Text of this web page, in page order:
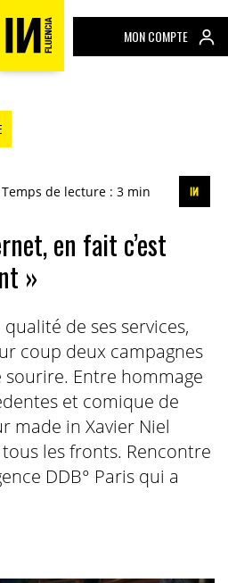
MON COMPTE
Temps de lecture : 3 min
en fait c’est
»
de ses services,
coup deux campagnes
Entre hommage
et comique de
made in Xavier Niel
les fronts. Rencontre
DDB° Paris qui a